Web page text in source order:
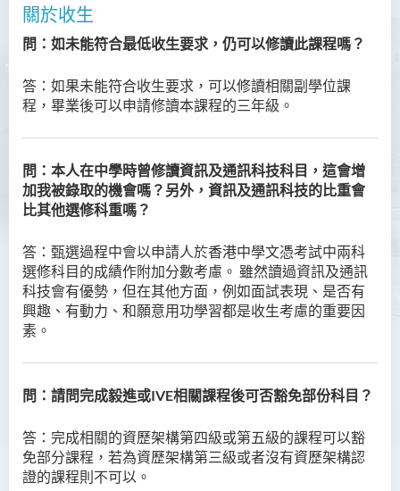
關於收生
問：如未能符合最低收生要求，仍可以修讀此課程嗎？
答： 如果未能符合收生要求，可以修讀相關副學位課
程，畢業後可以申請修讀本課程的三年級。
問：本人在中學時曾修讀資訊及通訊科技科目，這會增
加我被錄取的機會嗎？另外，資訊及通訊科技的比重會
比其他選修科重嗎？
答： 甄選過程中會以申請人於香港中學文憑考試中兩科
選修科目的成績作附加分數考慮。 雖然讀過資訊及通訊
科技會有優勢，但在其他方面，例如面試表現、是否有
興趣、有動力、和願意用功學習都是收生考慮的重要因
素。
問：請問完成毅進或IVE相關課程後可否豁免部份科目？
答： 完成相關的資歷架構第四級或第五級的課程可以豁
免部分課程，若為資歷架構第三級或者沒有資歷架構認
證的課程則不可以。
犯罪及安保科學(榮譽)學士
幼兒教育（榮譽）學士 (全日
制)
制銜接課程)
護理學（榮譽）學士 (應用學
位學額)
人工智能（榮譽）理學士
人工智能及數碼娛樂（榮
簡介